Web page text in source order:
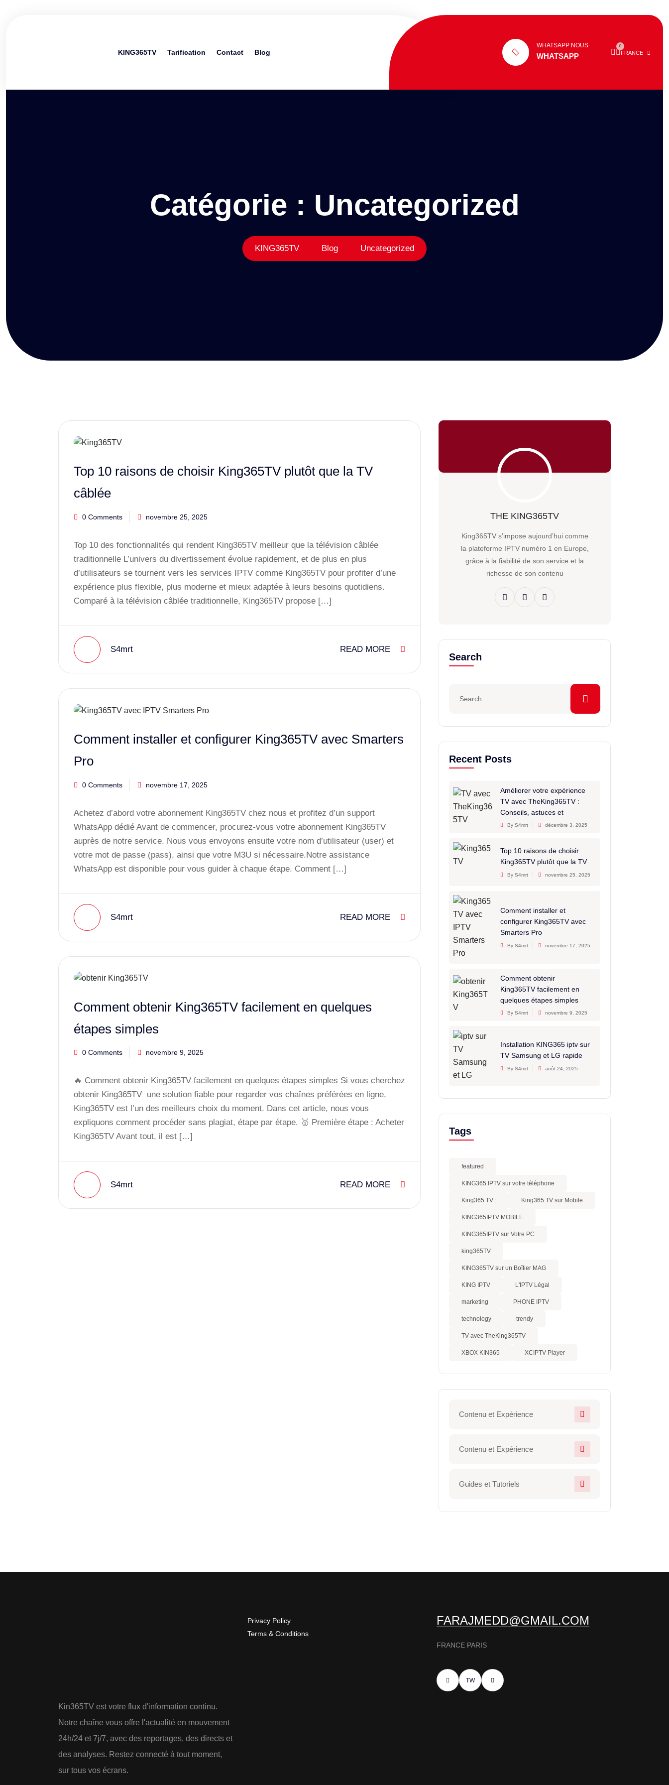
KING365TV Tarification Contact Blog
WHATSAPP NOUS
WHATSAPP
0
FRANCE
Catégorie : Uncategorized
KING365TV Blog Uncategorized
Top 10 raisons de choisir King365TV plutôt que la TV
câblée
0 Comments novembre 25, 2025
Top 10 des fonctionnalités qui rendent King365TV meilleur que la télévision câblée
traditionnelle L’univers du divertissement évolue rapidement, et de plus en plus
d’utilisateurs se tournent vers les services IPTV comme King365TV pour profiter d’une
expérience plus flexible, plus moderne et mieux adaptée à leurs besoins quotidiens.
Comparé à la télévision câblée traditionnelle, King365TV propose […]
S4mrt READ MORE
Comment installer et configurer King365TV avec Smarters
Pro
0 Comments novembre 17, 2025
Achetez d’abord votre abonnement King365TV chez nous et profitez d’un support
WhatsApp dédié Avant de commencer, procurez-vous votre abonnement King365TV
auprès de notre service. Nous vous envoyons ensuite votre nom d’utilisateur (user) et
votre mot de passe (pass), ainsi que votre M3U si nécessaire.Notre assistance
WhatsApp est disponible pour vous guider à chaque étape. Comment […]
S4mrt READ MORE
Comment obtenir King365TV facilement en quelques
étapes simples
0 Comments novembre 9, 2025
🔥 Comment obtenir King365TV facilement en quelques étapes simples Si vous cherchez
obtenir King365TV une solution fiable pour regarder vos chaînes préférées en ligne,
King365TV est l’un des meilleurs choix du moment. Dans cet article, nous vous
expliquons comment procéder sans plagiat, étape par étape. 🥇 Première étape : Acheter
King365TV Avant tout, il est […]
S4mrt READ MORE
THE KING365TV
King365TV s’impose aujourd’hui comme
la plateforme IPTV numéro 1 en Europe,
grâce à la fiabilité de son service et la
richesse de son contenu
Search
Recent Posts
Améliorer votre expérience
TV avec TheKing365TV :
Conseils, astuces et
By S4mrt décembre 3, 2025
Top 10 raisons de choisir
King365TV plutôt que la TV
By S4mrt novembre 25, 2025
Comment installer et
configurer King365TV avec
Smarters Pro
By S4mrt novembre 17, 2025
Comment obtenir
King365TV facilement en
quelques étapes simples
By S4mrt novembre 9, 2025
Installation KING365 iptv sur
TV Samsung et LG rapide
By S4mrt août 24, 2025
Tags
featured
KING365 IPTV sur votre téléphone
King365 TV : King365 TV sur Mobile
KING365IPTV MOBILE
KING365IPTV sur Votre PC
king365TV
KING365TV sur un Boîtier MAG
KING IPTV L'IPTV Légal
marketing PHONE IPTV
technology trendy
TV avec TheKing365TV
XBOX KIN365 XCIPTV Player
Contenu et Expérience
Contenu et Expérience
Guides et Tutoriels
Kin365TV est votre flux d'information continu.
Notre chaîne vous offre l'actualité en mouvement
24h/24 et 7j/7, avec des reportages, des directs et
des analyses. Restez connecté à tout moment,
sur tous vos écrans.
Privacy Policy
Terms & Conditions
FARAJMEDD@GMAIL.COM
FRANCE PARIS
TW